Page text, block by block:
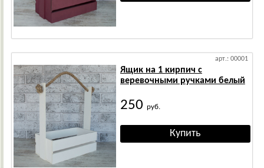
арт.: 00001
Ящик на 1 кирпич с
веревочными ручками белый
250 руб.